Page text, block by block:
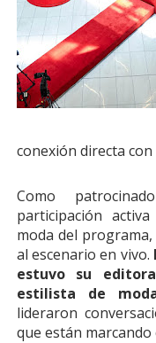
conexión directa con
Como
participación
moda del
al escenario en vivo.
estuvo su
estilista de
lideraron
que están